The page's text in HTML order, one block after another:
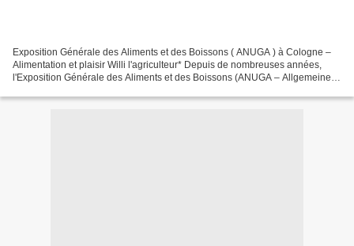
Exposition Générale des Aliments et des Boissons ( ANUGA ) à Cologne –
Alimentation et plaisir Willi l'agriculteur* Depuis de nombreuses années,
l'Exposition Générale des Aliments et des Boissons (ANUGA – Allgemeine